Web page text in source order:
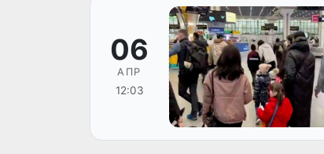
06
АПР
12:03